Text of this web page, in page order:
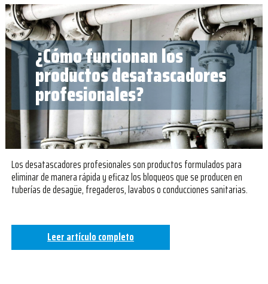
¿Cómo funcionan los
productos desatascadores
profesionales?
Los desatascadores profesionales son productos formulados para
eliminar de manera rápida y eficaz los bloqueos que se producen en
tuberías de desagüe, fregaderos, lavabos o conducciones sanitarias.
Leer artículo completo